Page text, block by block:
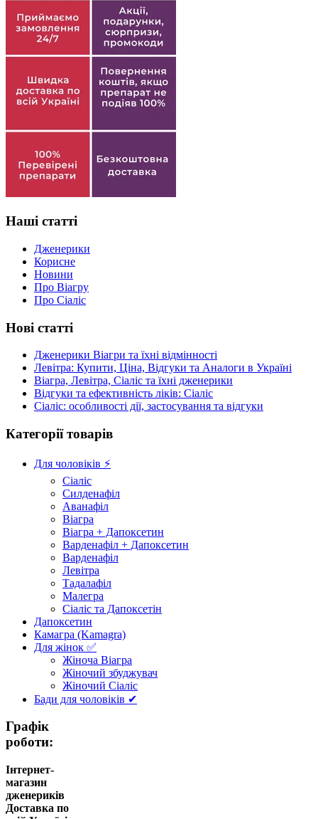
Наші статті
Дженерики
Корисне
Новини
Про Віагру
Про Сіаліс
Нові статті
Дженерики Віагри та їхні відмінності
Левітра: Купити, Ціна, Відгуки та Аналоги в Україні
Віагра, Левітра, Сіаліс та їхні дженерики
Відгуки та ефективність ліків: Сіаліс
Сіаліс: особливості дії, застосування та відгуки
Категорії товарів
Для чоловіків ⚡
Сіаліс
Силденафіл
Аванафіл
Віагра
Віагра + Дапоксетин
Варденафіл + Дапоксетин
Варденафіл
Левітра
Тадалафіл
Малегра
Сіаліс та Дапоксетін
Дапоксетин
Камагра (Kamagra)
Для жінок ✅
Жіноча Віагра
Жіночий збуджувач
Жіночий Сіаліс
Бади для чоловіків ✔
Графік
роботи:
Інтернет-
магазин
дженериків
Доставка по